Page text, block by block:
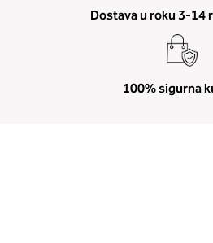
Dostava u roku 3-14
100% sigurna